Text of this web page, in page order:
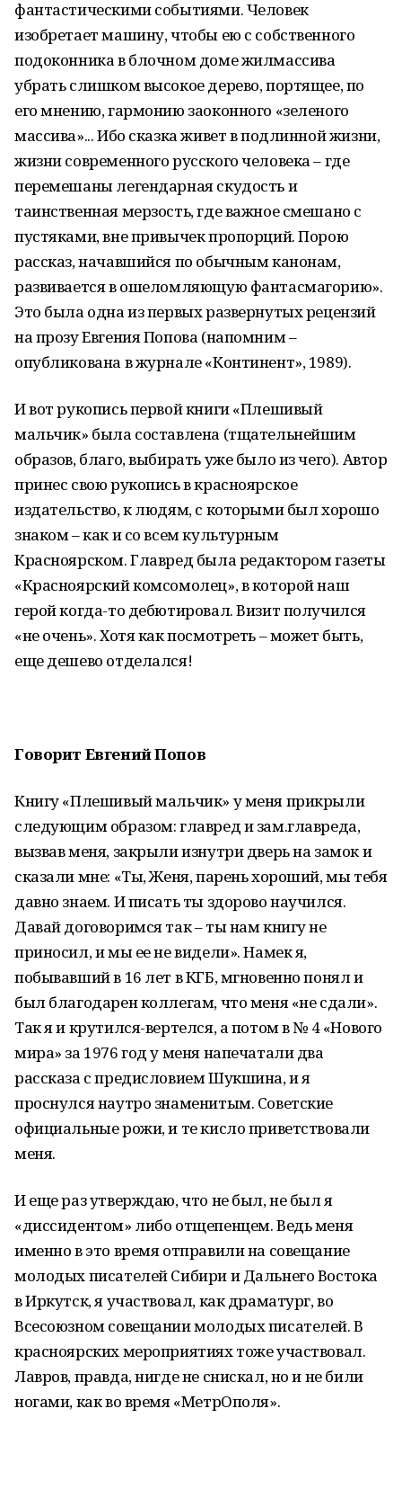
фантастическими событиями. Человек
изобретает машину, чтобы ею с собственного
подоконника в блочном доме жилмассива
убрать слишком высокое дерево, портящее, по
его мнению, гармонию заоконного «зеленого
массива»... Ибо сказка живет в подлинной жизни,
жизни современного русского человека – где
перемешаны легендарная скудость и
таинственная мерзость, где важное смешано с
пустяками, вне привычек пропорций. Порою
рассказ, начавшийся по обычным канонам,
развивается в ошеломляющую фантасмагорию».
Это была одна из первых развернутых рецензий
на прозу Евгения Попова (напомним –
опубликована в журнале «Континент», 1989).
И вот рукопись первой книги «Плешивый
мальчик» была составлена (тщательнейшим
образов, благо, выбирать уже было из чего). Автор
принес свою рукопись в красноярское
издательство, к людям, с которыми был хорошо
знаком – как и со всем культурным
Красноярском. Главред была редактором газеты
«Красноярский комсомолец», в которой наш
герой когда-то дебютировал. Визит получился
«не очень». Хотя как посмотреть – может быть,
еще дешево отделался!
Говорит Евгений Попов
Книгу «Плешивый мальчик» у меня прикрыли
следующим образом: главред и зам.главреда,
вызвав меня, закрыли изнутри дверь на замок и
сказали мне: «Ты, Женя, парень хороший, мы тебя
давно знаем. И писать ты здорово научился.
Давай договоримся так – ты нам книгу не
приносил, и мы ее не видели». Намек я,
побывавший в 16 лет в КГБ, мгновенно понял и
был благодарен коллегам, что меня «не сдали».
Так я и крутился-вертелся, а потом в № 4 «Нового
мира» за 1976 год у меня напечатали два
рассказа с предисловием Шукшина, и я
проснулся наутро знаменитым. Советские
официальные рожи, и те кисло приветствовали
меня.
И еще раз утверждаю, что не был, не был я
«диссидентом» либо отщепенцем. Ведь меня
именно в это время отправили на совещание
молодых писателей Сибири и Дальнего Востока
в Иркутск, я участвовал, как драматург, во
Всесоюзном совещании молодых писателей. В
красноярских мероприятиях тоже участвовал.
Лавров, правда, нигде не снискал, но и не били
ногами, как во время «МетрОполя».